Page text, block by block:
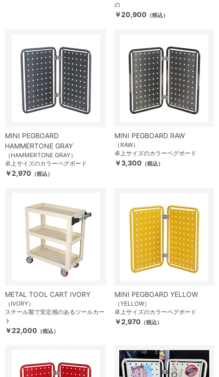
の
￥20,900 （税込）
MINI PEGBOARD
HAMMERTONE GRAY
（HAMMERTONE GRAY）
卓上サイズのカラーペグボード
￥2,970 （税込）
MINI PEGBOARD RAW
（RAW）
卓上サイズのカラーペグボード
￥3,300 （税込）
METAL TOOL CART IVORY
（IVORY）
スチール製で安定感のあるツールカー
ト
￥22,000 （税込）
MINI PEGBOARD YELLOW
（YELLOW）
卓上サイズのカラーペグボード
￥2,970 （税込）